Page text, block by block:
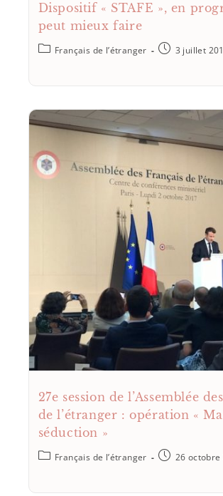
Dispositif « STAFE », en
peut mieux faire
Français de l’étranger 3 juillet
27e session de l’Assemblée
de l’étranger : opération «
séduction »
Français de l’étranger 26 octobre